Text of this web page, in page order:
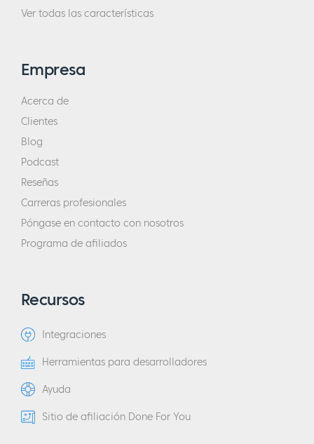
Ver todas las características
Empresa
Acerca de
Clientes
Blog
Podcast
Reseñas
Carreras profesionales
Póngase en contacto con nosotros
Programa de afiliados
Recursos
Integraciones
Herramientas para desarrolladores
Ayuda
Sitio de afiliación Done For You